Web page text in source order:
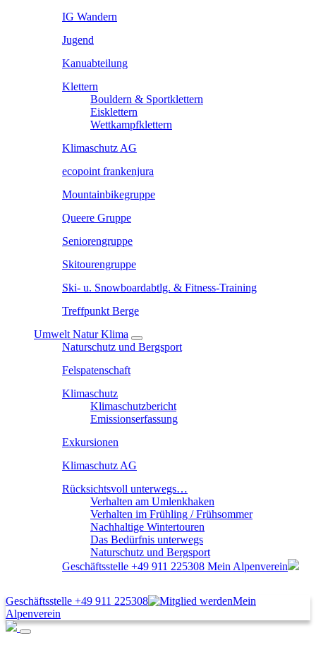
IG Wandern
Jugend
Kanuabteilung
Klettern
Bouldern & Sportklettern
Eisklettern
Wettkampfklettern
Klimaschutz AG
ecopoint frankenjura
Mountainbikegruppe
Queere Gruppe
Seniorengruppe
Skitourengruppe
Ski- u. Snowboardabtlg. & Fitness-Training
Treffpunkt Berge
Umwelt Natur Klima
Naturschutz und Bergsport
Felspatenschaft
Klimaschutz
Klimaschutzbericht
Emissionserfassung
Exkursionen
Klimaschutz AG
Rücksichtsvoll unterwegs…
Verhalten am Umlenkhaken
Verhalten im Frühling / Frühsommer
Nachhaltige Wintertouren
Das Bedürfnis unterwegs
Naturschutz und Bergsport
Geschäftsstelle +49 911 225308 Mein Alpenverein
Geschäftsstelle +49 911 225308
Mein
Alpenverein